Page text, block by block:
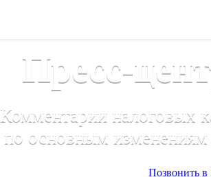
Пресс-
Комментарии налоговых
по основным изменениям
Позвонить